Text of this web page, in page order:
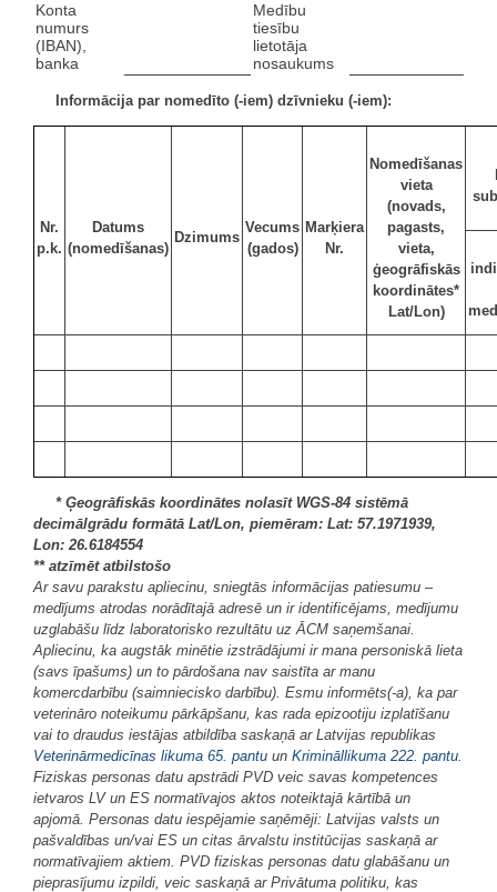
Konta
numurs
(IBAN),
banka
Medību
tiesību
lietotāja
nosaukums
Informācija par nomedīto (-iem) dzīvnieku (-iem):
Nr.
p.k.
Datums
(nomedīšanas)
Dzimums
Vecums
(gados)
Marķiera
Nr.
Nomedīšanas
vieta
(novads,
pagasts,
vieta,
ģeogrāfiskās
koordinātes*
Lat/Lon)
* Ģeogrāfiskās koordinātes nolasīt WGS-84 sistēmā
decimālgrādu formātā Lat/Lon, piemēram: Lat: 57.1971939,
Lon: 26.6184554
** atzīmēt atbilstošo
Ar savu parakstu apliecinu, sniegtās informācijas patiesumu –
medījums atrodas norādītajā adresē un ir identificējams, medījumu
uzglabāšu līdz laboratorisko rezultātu uz ĀCM saņemšanai.
Apliecinu, ka augstāk minētie izstrādājumi ir mana personiskā lieta
(savs īpašums) un to pārdošana nav saistīta ar manu
komercdarbību (saimniecisko darbību). Esmu informēts(-a), ka par
veterināro noteikumu pārkāpšanu, kas rada epizootiju izplatīšanu
vai to draudus iestājas atbildība saskaņā ar Latvijas republikas
Veterinārmedicīnas likuma 65. pantu un Krimināllikuma 222. pantu.
Fiziskas personas datu apstrādi PVD veic savas kompetences
ietvaros LV un ES normatīvajos aktos noteiktajā kārtībā un
apjomā. Personas datu iespējamie saņēmēji: Latvijas valsts un
pašvaldības un/vai ES un citas ārvalstu institūcijas saskaņā ar
normatīvajiem aktiem. PVD fiziskas personas datu glabāšanu un
pieprasījumu izpildi, veic saskaņā ar Privātuma politiku, kas